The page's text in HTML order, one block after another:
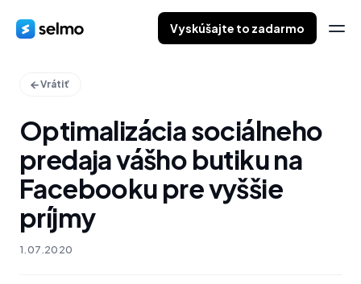
Vyskúšajte to zadarmo
Vrátiť
Optimalizácia sociálneho
predaja vášho butiku na
Facebooku pre vyššie
príjmy
1.07.2020